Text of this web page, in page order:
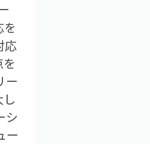
応
ー
シ
ー